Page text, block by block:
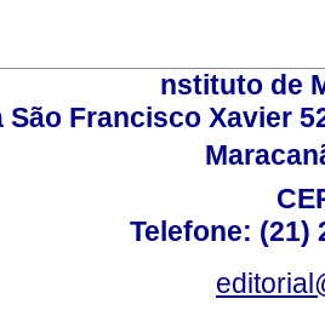
nstituto de
São Francisco Xavier
Telefone: (21)